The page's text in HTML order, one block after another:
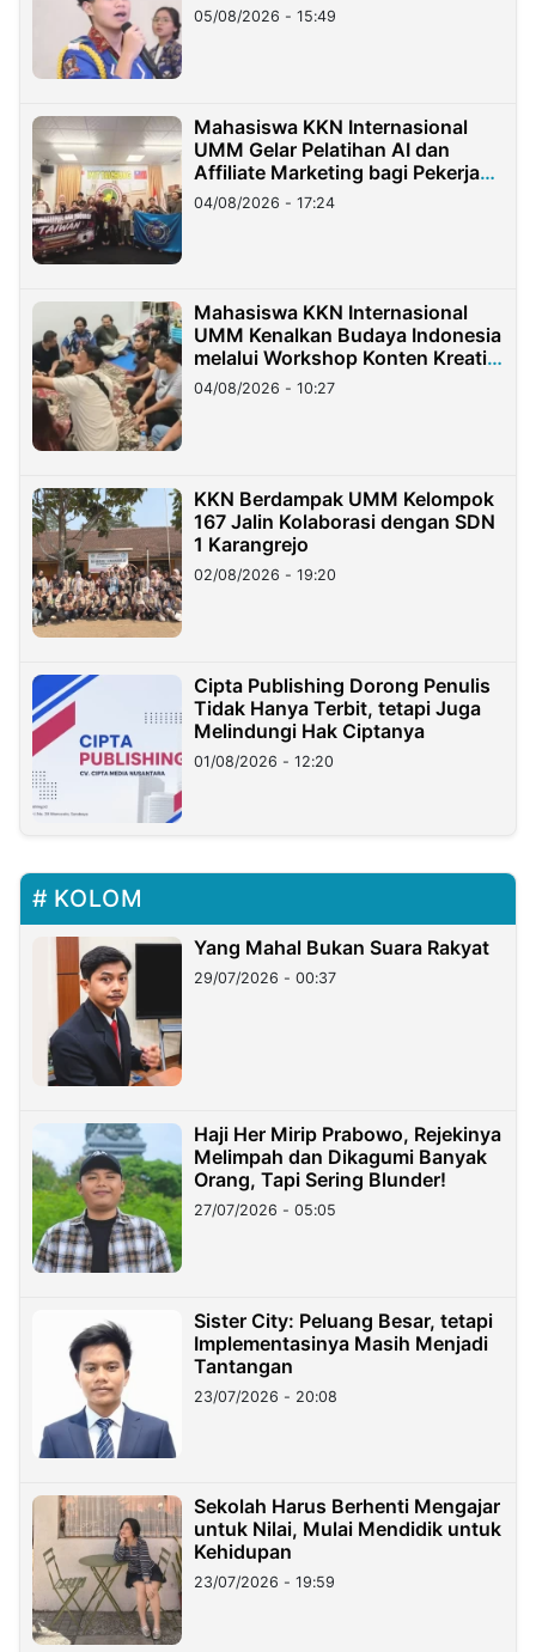
05/08/2026 - 15:49
Mahasiswa KKN Internasional
UMM Gelar Pelatihan AI dan
Affiliate Marketing bagi Pekerja
Migran Indonesia di Taiwan
04/08/2026 - 17:24
Mahasiswa KKN Internasional
UMM Kenalkan Budaya Indonesia
melalui Workshop Konten Kreatif
di Taiwan
04/08/2026 - 10:27
KKN Berdampak UMM Kelompok
167 Jalin Kolaborasi dengan SDN
1 Karangrejo
02/08/2026 - 19:20
Cipta Publishing Dorong Penulis
Tidak Hanya Terbit, tetapi Juga
Melindungi Hak Ciptanya
01/08/2026 - 12:20
KOLOM
Yang Mahal Bukan Suara Rakyat
29/07/2026 - 00:37
Haji Her Mirip Prabowo, Rejekinya
Melimpah dan Dikagumi Banyak
Orang, Tapi Sering Blunder!
27/07/2026 - 05:05
Sister City: Peluang Besar, tetapi
Implementasinya Masih Menjadi
Tantangan
23/07/2026 - 20:08
Sekolah Harus Berhenti Mengajar
untuk Nilai, Mulai Mendidik untuk
Kehidupan
23/07/2026 - 19:59